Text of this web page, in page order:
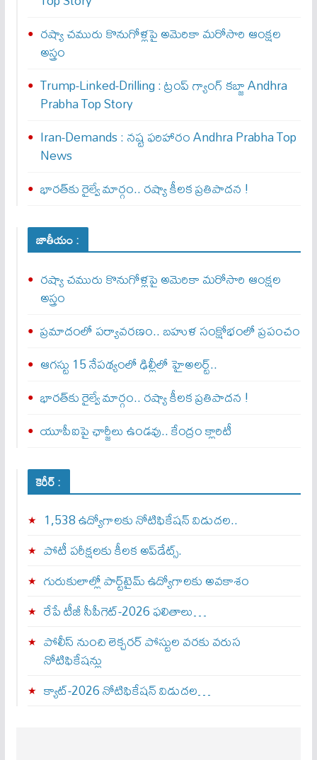
రష్యా చమురు కొనుగోళ్లపై అమెరికా మరోసారి ఆంక్షల
అస్త్రం
Trump-Linked-Drilling : ట్రంప్ గ్యాంగ్ క‌బ్జా Andhra
Prabha Top Story
Iran-Demands : న‌ష్ట ఫ‌రిహారం Andhra Prabha Top
News
భారత్‌కు రైల్వే మార్గం.. రష్యా కీలక ప్రతిపాదన !
జాతీయం :
రష్యా చమురు కొనుగోళ్లపై అమెరికా మరోసారి ఆంక్షల
అస్త్రం
ప్రమాదంలో పర్యావరణం.. బహుళ సంక్షోభంలో ప్రపంచం
ఆగస్టు 15 నేపథ్యంలో ఢిల్లీలో హైఅలర్ట్..
భారత్‌కు రైల్వే మార్గం.. రష్యా కీలక ప్రతిపాదన !
యూపీఐపై ఛార్జీలు ఉండవు.. కేంద్రం క్లారిటీ
కెరీర్ :
1,538 ఉద్యోగాలకు నోటిఫికేషన్ విడుదల..
పోటీ పరీక్షలకు కీలక అప్‌డేట్స్.
గురుకులాల్లో పార్ట్‌టైమ్ ఉద్యోగాలకు అవకాశం
రేపే టీజీ సీపీగెట్‌-2026 ఫలితాలు…
పోలీస్ నుంచి లెక్చరర్ పోస్టుల వరకు వరుస
నోటిఫికేషన్లు
క్యాట్-2026 నోటిఫికేషన్ విడుదల…